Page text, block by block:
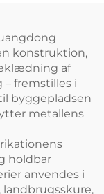
konstruktion,
af
fremstilles i
byggepladsen
metallens
holdbar
anvendes i